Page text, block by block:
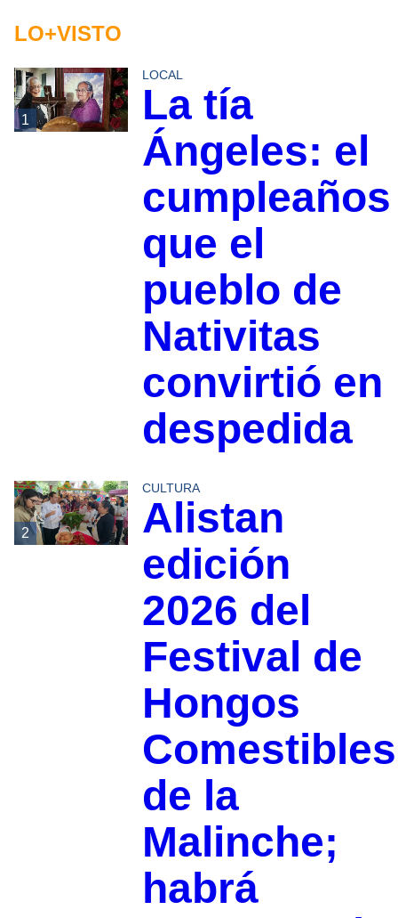
LO+VISTO
1
LOCAL
La tía
Ángeles: el
cumpleaños
que el
pueblo de
Nativitas
convirtió en
despedida
2
CULTURA
Alistan
edición
2026 del
Festival de
Hongos
Comestibles
de la
Malinche;
habrá